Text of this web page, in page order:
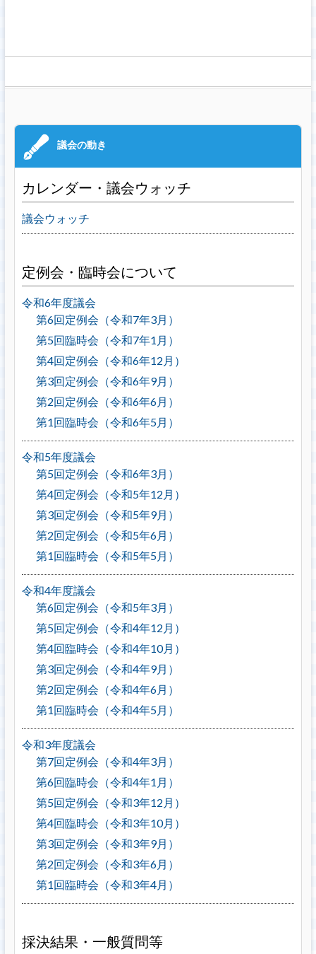
カレンダー・議会ウォッチ
議会ウォッチ
定例会・臨時会について
令和6年度議会
第6回定例会（令和7年3月）
第5回臨時会（令和7年1月）
第4回定例会（令和6年12月）
第3回定例会（令和6年9月）
第2回定例会（令和6年6月）
第1回臨時会（令和6年5月）
令和5年度議会
第5回定例会（令和6年3月）
第4回定例会（令和5年12月）
第3回定例会（令和5年9月）
第2回定例会（令和5年6月）
第1回臨時会（令和5年5月）
令和4年度議会
第6回定例会（令和5年3月）
第5回定例会（令和4年12月）
第4回臨時会（令和4年10月）
第3回定例会（令和4年9月）
第2回定例会（令和4年6月）
第1回臨時会（令和4年5月）
令和3年度議会
第7回定例会（令和4年3月）
第6回臨時会（令和4年1月）
第5回定例会（令和3年12月）
第4回臨時会（令和3年10月）
第3回定例会（令和3年9月）
第2回定例会（令和3年6月）
第1回臨時会（令和3年4月）
採決結果・一般質問等